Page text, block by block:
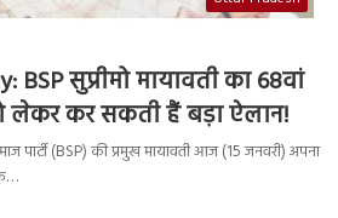
सुप्रीमो मायावती का 68वां
लेकर कर सकती हैं बड़ा ऐलान!
(BSP) की प्रमुख मायावती आज (15 जनवरी) अपना